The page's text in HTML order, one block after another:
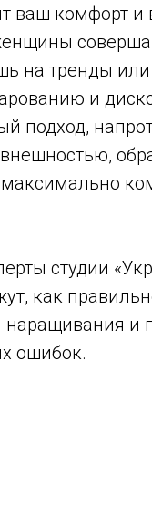
ваш комфорт и
на тренды
и
подход,
студии
как
наращивания и
ошибок.